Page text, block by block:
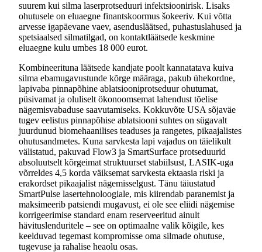
suurem kui silma laserprotseduuri infektsioonirisk. Lisaks
ohutusele on eluaegne finantskoormus šokeeriv. Kui võtta
arvesse igapäevane vaev, asendusläätsed, puhastuslahused ja
spetsiaalsed silmatilgad, on kontaktläätsede keskmine
eluaegne kulu umbes 18 000 eurot.
Kombineerituna läätsede kandjate poolt kannatatava kuiva
silma ebamugavustunde kõrge määraga, pakub ühekordne,
lapivaba pinnapõhine ablatsiooniprotseduur ohutumat,
püsivamat ja oluliselt ökonoomsemat lahendust tõelise
nägemisvabaduse saavutamiseks. Kokkuvõte USA sõjaväe
tugev eelistus pinnapõhise ablatsiooni suhtes on sügavalt
juurdunud biomehaanilises teaduses ja rangetes, pikaajalistes
ohutusandmetes. Kuna sarvkesta lapi vajadus on täielikult
välistatud, pakuvad Flow3 ja SmartSurface protseduurid
absoluutselt kõrgeimat struktuurset stabiilsust, LASIK-uga
võrreldes 4,5 korda väiksemat sarvkesta ektaasia riski ja
erakordset pikaajalist nägemisselgust. Tänu täiustatud
SmartPulse lasertehnoloogiale, mis kiirendab paranemist ja
maksimeerib patsiendi mugavust, ei ole see eliidi nägemise
korrigeerimise standard enam reserveeritud ainult
hävituslenduritele – see on optimaalne valik kõigile, kes
keelduvad tegemast kompromisse oma silmade ohutuse,
tugevuse ja rahalise heaolu osas.